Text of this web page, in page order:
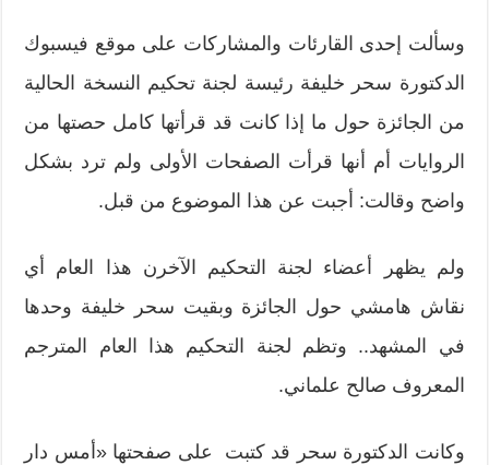
وسألت إحدى القارئات والمشاركات على موقع فيسبوك
الدكتورة سحر خليفة رئيسة لجنة تحكيم النسخة الحالية
من الجائزة حول ما إذا كانت قد قرأتها كامل حصتها من
الروايات أم أنها قرأت الصفحات الأولى ولم ترد بشكل
واضح وقالت: أجبت عن هذا الموضوع من قبل.
ولم يظهر أعضاء لجنة التحكيم الآخرن هذا العام أي
نقاش هامشي حول الجائزة وبقيت سحر خليفة وحدها
في المشهد.. وتظم لجنة التحكيم هذا العام المترجم
المعروف صالح علماني.
وكانت الدكتورة سحر قد كتبت على صفحتها «أمس دار